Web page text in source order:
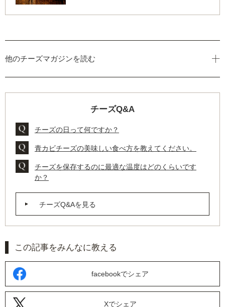
他のチーズマガジンを読む
チーズQ&A
チーズの日って何ですか？
青カビチーズの美味しい食べ方を教えてください。
チーズを保存するのに最適な温度はどのくらいです
か？
チーズQ&Aを見る
この記事をみんなに教える
facebookでシェア
Xでシェア